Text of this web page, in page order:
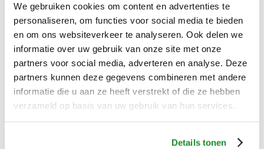
We gebruiken cookies om content en advertenties te
personaliseren, om functies voor social media te bieden
en om ons websiteverkeer te analyseren. Ook delen we
informatie over uw gebruik van onze site met onze
partners voor social media, adverteren en analyse. Deze
partners kunnen deze gegevens combineren met andere
informatie die u aan ze heeft verstrekt of die ze hebben
verzameld op basis van uw gebruik van hun services.
Details tonen
Wat we doen en voor wie
Particulier
Maaltijden aan huis
Naar de webshop
Voedingsadvies
Thuiszorg en welzijn